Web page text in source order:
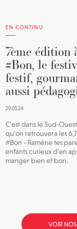
EN CONTINU
7ème édition
#Bon, le
festif,
aussi
29.05.24
C’est dans le Sud-
qu’on retrouvera les
#Bon - Ramène tes
enfants curieux d’en
manger bien et bon.
VOIR